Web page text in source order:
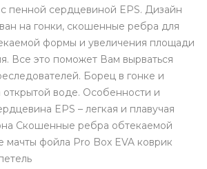
пенной сердцевиной EPS. Дизайн
на гонки, скошенные ребра для
формы и увеличения площади
Все это поможет Вам вырваться
Борец в гонке и
открытой воде. Особенности и
EPS – легкая и плавучая
Скошенные ребра обтекаемой
фойла Pro Box EVA коврик